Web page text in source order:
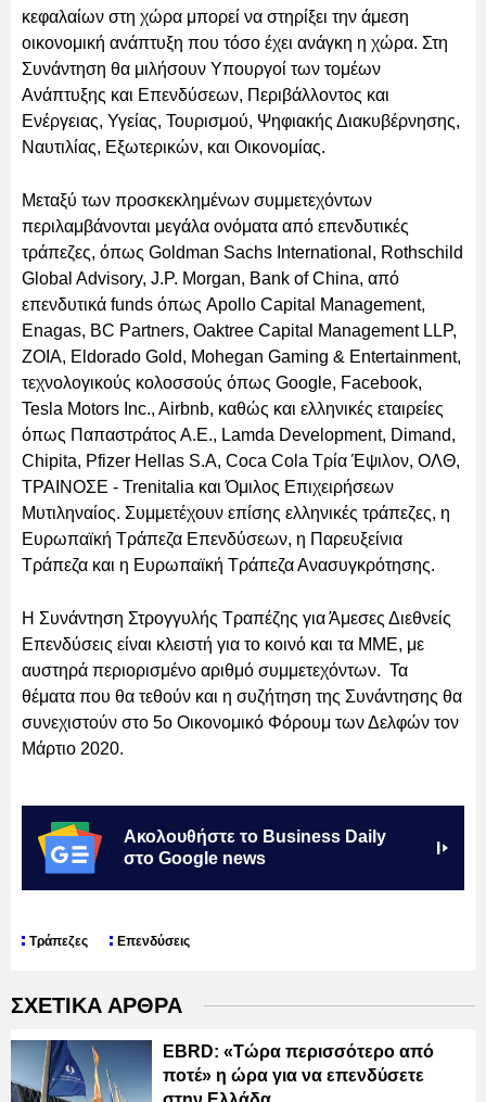
κεφαλαίων στη χώρα μπορεί να στηρίξει την άμεση
οικονομική ανάπτυξη που τόσο έχει ανάγκη η χώρα. Στη
Συνάντηση θα μιλήσουν Υπουργοί των τομέων
Ανάπτυξης και Επενδύσεων, Περιβάλλοντος και
Ενέργειας, Υγείας, Τουρισμού, Ψηφιακής Διακυβέρνησης,
Ναυτιλίας, Εξωτερικών, και Οικονομίας.
Μεταξύ των προσκεκλημένων συμμετεχόντων
περιλαμβάνονται μεγάλα ονόματα από επενδυτικές
τράπεζες, όπως Goldman Sachs International, Rothschild
Global Advisory, J.P. Morgan, Bank of China, από
επενδυτικά funds όπως Apollo Capital Management,
Enagas, BC Partners, Oaktree Capital Management LLP,
ZOIA, Eldorado Gold, Mohegan Gaming & Entertainment,
τεχνολογικούς κολοσσούς όπως Google, Facebook,
Tesla Motors Inc., Airbnb, καθώς και ελληνικές εταιρείες
όπως Παπαστράτος Α.Ε., Lamda Development, Dimand,
Chipita, Pfizer Hellas S.A, Coca Cola Τρία Έψιλον, ΟΛΘ,
ΤΡΑΙΝΟΣΕ - Trenitalia και Όμιλος Επιχειρήσεων
Μυτιληναίος. Συμμετέχουν επίσης ελληνικές τράπεζες, η
Ευρωπαϊκή Τράπεζα Επενδύσεων, η Παρευξείνια
Τράπεζα και η Ευρωπαϊκή Τράπεζα Ανασυγκρότησης.
Η Συνάντηση Στρογγυλής Τραπέζης για Άμεσες Διεθνείς
Επενδύσεις είναι κλειστή για το κοινό και τα ΜΜΕ, με
αυστηρά περιορισμένο αριθμό συμμετεχόντων. Τα
θέματα που θα τεθούν και η συζήτηση της Συνάντησης θα
συνεχιστούν στο 5ο Οικονομικό Φόρουμ των Δελφών τον
Μάρτιο 2020.
Ακολουθήστε το Business Daily
στο Google news
Τράπεζες Επενδύσεις
ΣΧΕΤΙΚΑ ΑΡΘΡΑ
EBRD: «Τώρα περισσότερο από
ποτέ» η ώρα για να επενδύσετε